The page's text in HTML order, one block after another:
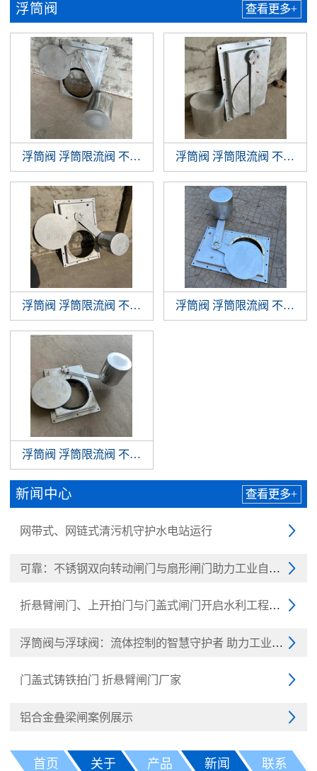
浮筒阀 查看更多+
浮筒阀 浮筒限流阀 不锈钢浮筒阀 浮球阀
浮筒阀 浮筒限流阀 不锈钢浮筒阀 浮球阀
新闻中心 查看更多+

网带式、网链式清污机守护水电站运行

可靠：不锈钢双向转动闸门与扇形闸门助力工业自动化

折悬臂闸门、上开拍门与门盖式闸门开启水利工程新纪元

浮筒阀与浮球阀：流体控制的智慧守护者 助力工业与民生

门盖式铸铁拍门 折悬臂闸门厂家

铝合金叠梁闸案例展示
首页 关于 产品 新闻 联系